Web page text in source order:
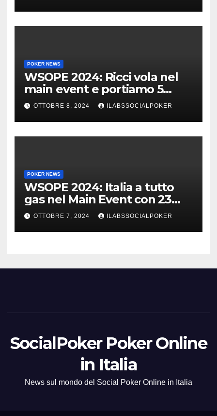
POKER NEWS
WSOPE 2024: Ricci vola nel
main event e portiamo 5
azzurri al day 4
OTTOBRE 8, 2024 ILABSSOCIALPOKER
POKER NEWS
WSOPE 2024: Italia a tutto
gas nel Main Event con 23
azzurri al day 3
OTTOBRE 7, 2024 ILABSSOCIALPOKER
SocialPoker Poker Online
in Italia
News sul mondo del Social Poker Online in Italia